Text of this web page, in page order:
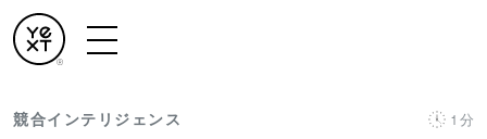
競合インテリジェンス 1 分